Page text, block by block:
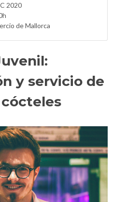
2020
de Mallorca
y servicio de